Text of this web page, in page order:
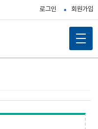
로그인 회원가입